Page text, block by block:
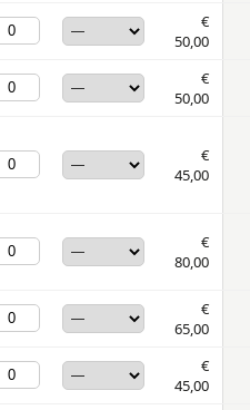
€
50,00
€
50,00
€
45,00
€
80,00
€
65,00
€
45,00